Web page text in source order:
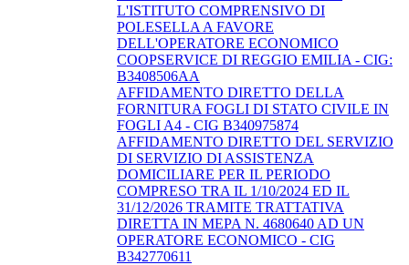
L'ISTITUTO COMPRENSIVO DI
POLESELLA A FAVORE
DELL'OPERATORE ECONOMICO
COOPSERVICE DI REGGIO EMILIA - CIG:
B3408506AA
AFFIDAMENTO DIRETTO DELLA
FORNITURA FOGLI DI STATO CIVILE IN
FOGLI A4 - CIG B340975874
AFFIDAMENTO DIRETTO DEL SERVIZIO
DI SERVIZIO DI ASSISTENZA
DOMICILIARE PER IL PERIODO
COMPRESO TRA IL 1/10/2024 ED IL
31/12/2026 TRAMITE TRATTATIVA
DIRETTA IN MEPA N. 4680640 AD UN
OPERATORE ECONOMICO - CIG
B342770611